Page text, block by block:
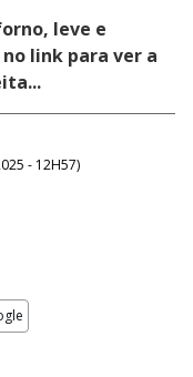
leve e
link para ver a
- 12H57)